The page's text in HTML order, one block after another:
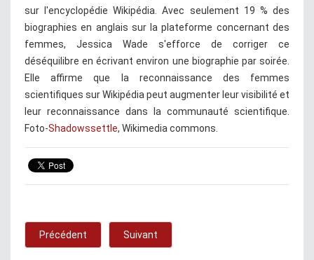
sur l'encyclopédie Wikipédia. Avec seulement 19 % des
biographies en anglais sur la plateforme concernant des
femmes, Jessica Wade s'efforce de corriger ce
déséquilibre en écrivant environ une biographie par soirée.
Elle affirme que la reconnaissance des femmes
scientifiques sur Wikipédia peut augmenter leur visibilité et
leur reconnaissance dans la communauté scientifique.
Foto-Shadowssettle, Wikimedia commons.
Précédent Suivant